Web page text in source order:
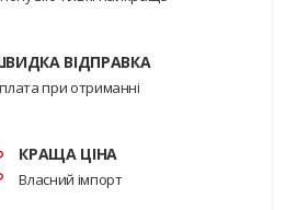
ВІДПРАВКА
при отриманні
КРАЩА ЦІНА
Власний імпорт